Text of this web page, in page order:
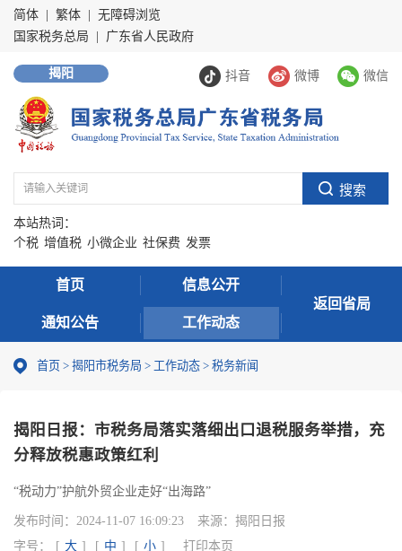
简体 繁体
无障碍浏览
国家税务总局
广东省人民政府
抖音 微博 微信
揭阳
本站热词：
个税 增值税 小微企业 社保费 发票
首页 信息公开
通知公告 工作动态
返回省局
首页 > 揭阳市税务局 > 工作动态 > 税务新闻
揭阳日报：市税务局落实落细出口退税服务举措，充
分释放税惠政策红利
“税动力”护航外贸企业走好“出海路”
发布时间： 2024-11-07 16:09:23 来源： 揭阳日报
字号：
[ 大 ] [ 中 ] [ 小 ] 打印本页